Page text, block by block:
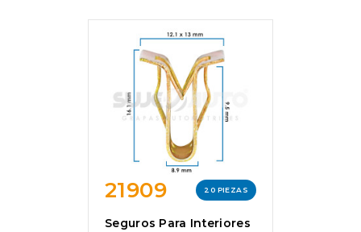
21909 20 PIEZAS
Seguros Para Interiores